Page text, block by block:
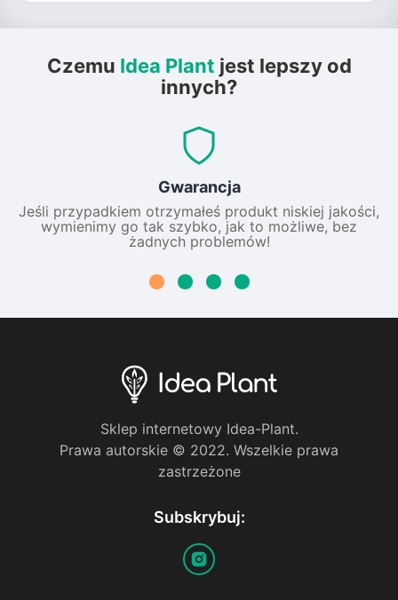
Czemu Idea Plant jest lepszy od
innych?
Gwarancja
Jeśli przypadkiem otrzymałeś produkt niskiej jakości,
wymienimy go tak szybko, jak to możliwe, bez
żadnych problemów!
Sklep internetowy Idea-Plant.
Prawa autorskie © 2022. Wszelkie prawa
zastrzeżone
Subskrybuj: